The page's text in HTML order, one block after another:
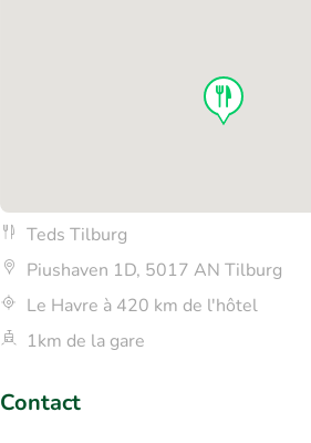
Teds Tilburg
Piushaven 1D, 5017 AN Tilburg
Le Havre à 420 km de l'hôtel
1km de la gare
Contact